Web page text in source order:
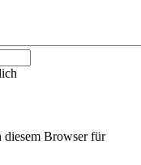
diesem Browser für